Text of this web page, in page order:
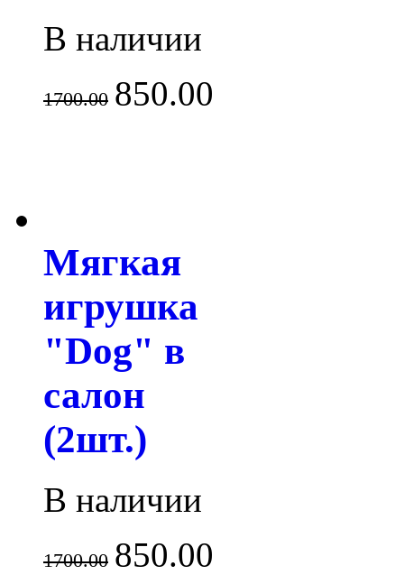
В наличии
1700.00 850.00
Мягкая
игрушка
"Dog" в
салон
(2шт.)
В наличии
1700.00 850.00